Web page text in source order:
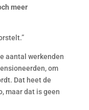
meer
aantal werkenden
om
Dat heet de
maar dat is geen